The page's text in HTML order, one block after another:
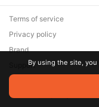
© 2026 Zaya Solutions
are the property of
Terms of service
Privacy policy
Brand
SupportBy using the site,